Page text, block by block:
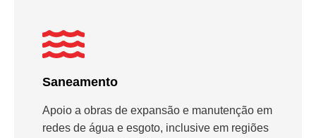
Saneamento
Apoio a obras de expansão e manutenção em
redes de água e esgoto, inclusive em regiões